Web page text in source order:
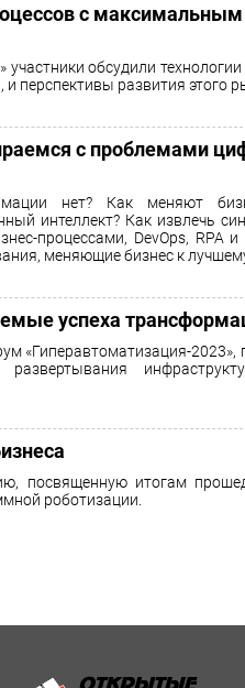
с максимальным
обсудили
перспективы развития этого
с проблемами
нет? Как меняют
интеллект? Как извлечь
процессами, DevOps, RPA
меняющие бизнес к
успеха
«Гиперавтоматизация-
посвященную итогам
роботизации.